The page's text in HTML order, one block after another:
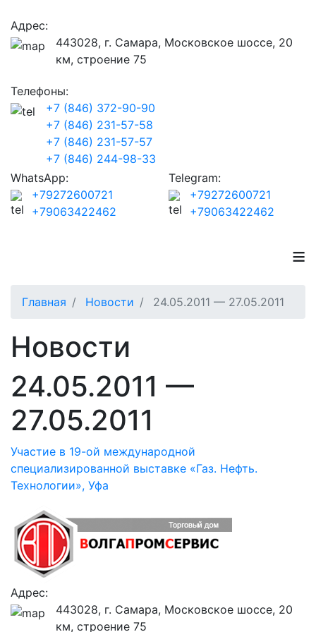
Адрес:
443028, г. Самара, Московское шоссе, 20
км, строение 75
Телефоны:
+7 (846) 372-90-90
+7 (846) 231-57-58
+7 (846) 231-57-57
+7 (846) 244-98-33
WhatsApp:
+79272600721
+79063422462
Telegram:
+79272600721
+79063422462
≡
Главная Новости 24.05.2011 — 27.05.2011
Новости
24.05.2011 —
27.05.2011
Участие в 19-ой международной
специализированной выставке «Газ. Нефть.
Технологии», Уфа
Адрес:
443028, г. Самара, Московское шоссе, 20
км, строение 75